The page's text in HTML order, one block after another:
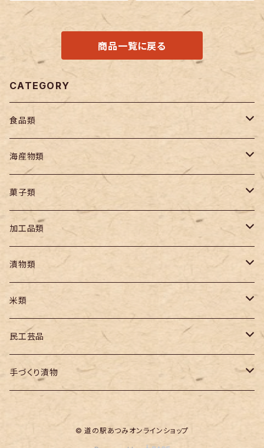
商品一覧に戻る
CATEGORY
食品類
麺類
生麺
乾麺
山菜
乾物（農産）
海産物類
食品
缶詰
調味料
海産物類
海産物
塩類
冷凍海産物
菓子類
菓子
羊羹
柚餅子
元禄餅
加工品類
海産加工品
漬物類
漬物
米類
うるち米
精米
パック米
民工芸品
工芸品
手づくり漬物
© 道の駅あつみオンラインショップ